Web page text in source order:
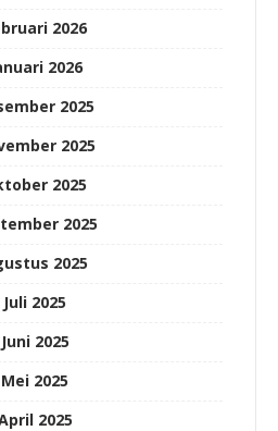
2026
2026
2025
2025
2025
2025
2025
Juli 2025
Juni 2025
Mei 2025
2025